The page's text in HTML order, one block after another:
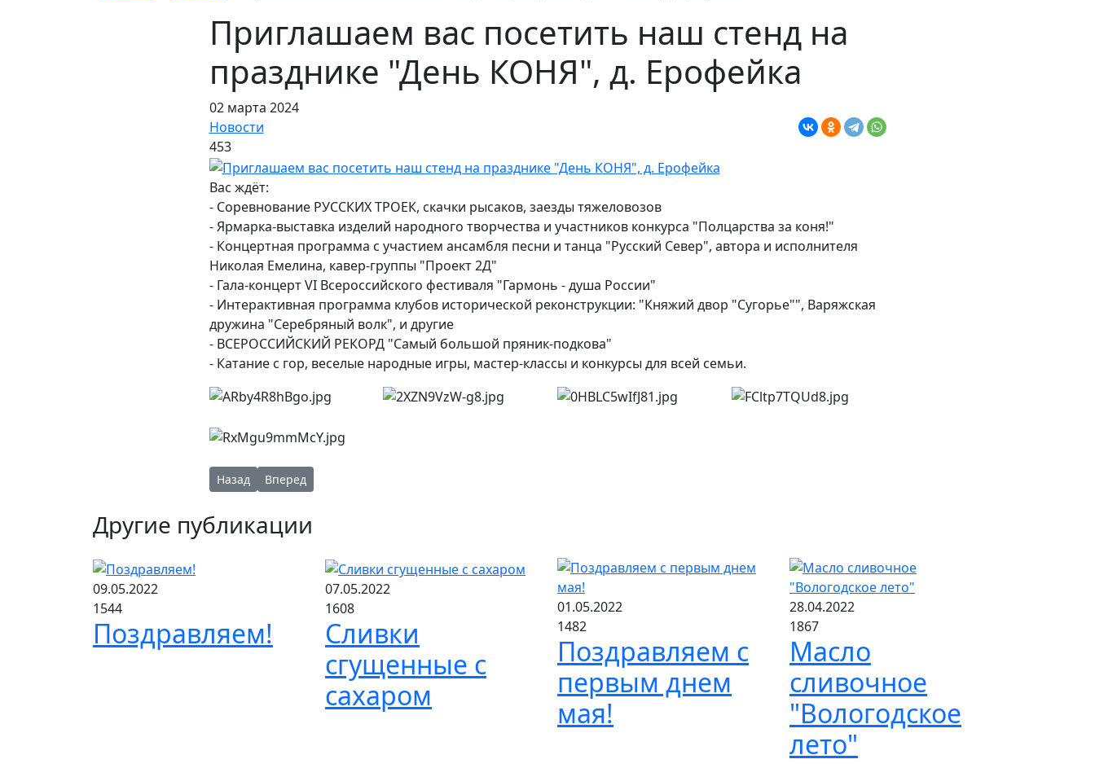
Приглашаем вас посетить наш стенд на
празднике "День КОНЯ", д. Ерофейка
02 марта 2024
Новости
453
Вас ждёт:
- Соревнование РУССКИХ ТРОЕК, скачки рысаков, заезды тяжеловозов
- Ярмарка-выставка изделий народного творчества и участников конкурса "Полцарства за коня!"
- Концертная программа с участием ансамбля песни и танца "Русский Север", автора и исполнителя
Николая Емелина, кавер-группы "Проект 2Д"
- Гала-концерт VI Всероссийского фестиваля "Гармонь - душа России"
- Интерактивная программа клубов исторической реконструкции: "Княжий двор "Сугорье"", Варяжская
дружина "Серебряный волк", и другие
- ВСЕРОССИЙСКИЙ РЕКОРД "Самый большой пряник-подкова"
- Катание с гор, веселые народные игры, мастер-классы и конкурсы для всей семьи.
Предыдущий: Молоко цельное сгущенное с сахаром
Назад Следующий: Поздравляем с Днём Защитника Отечества!
Вперед
Другие публикации
09.05.2022
1544
Поздравляем!
07.05.2022
1608
Сливки
сгущенные с
сахаром
01.05.2022
1482
Поздравляем с
первым днем
мая!
28.04.2022
1867
Масло
сливочное
"Вологодское
лето"